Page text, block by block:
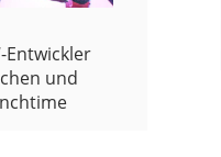
Entwickler
und